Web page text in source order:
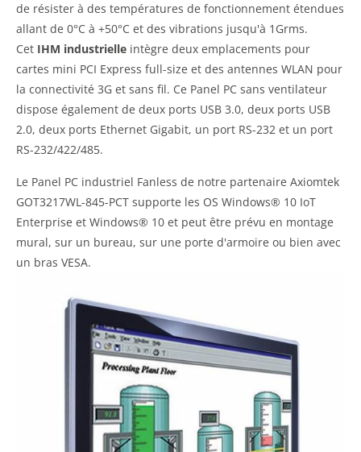
de résister à des températures de fonctionnement étendues
allant de 0°C à +50°C et des vibrations jusqu'à 1Grms.
Cet IHM industrielle intègre deux emplacements pour
cartes mini PCI Express full-size et des antennes WLAN pour
la connectivité 3G et sans fil. Ce Panel PC sans ventilateur
dispose également de deux ports USB 3.0, deux ports USB
2.0, deux ports Ethernet Gigabit, un port RS-232 et un port
RS-232/422/485.
Le Panel PC industriel Fanless de notre partenaire Axiomtek
GOT3217WL-845-PCT supporte les OS Windows® 10 IoT
Enterprise et Windows® 10 et peut être prévu en montage
mural, sur un bureau, sur une porte d'armoire ou bien avec
un bras VESA.